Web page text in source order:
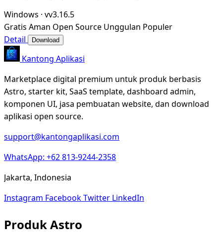
Windows · vv3.16.5
Gratis Aman Open Source Unggulan Populer
Detail
Download
Kantong Aplikasi
Marketplace digital premium untuk produk berbasis
Astro, starter kit, SaaS template, dashboard admin,
komponen UI, jasa pembuatan website, dan download
aplikasi open source.
support@kantongaplikasi.com
WhatsApp: +62 813-9244-2358
Jakarta, Indonesia
Instagram FacebookTwitter LinkedIn
Produk Astro